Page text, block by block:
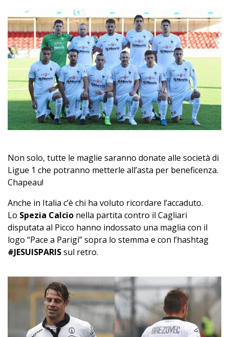
Non solo, tutte le maglie saranno donate alle società di
Ligue 1 che potranno metterle all’asta per beneficenza.
Chapeau!
Anche in Italia c’è chi ha voluto ricordare l’accaduto.
Lo Spezia Calcio nella partita contro il Cagliari
disputata al Picco hanno indossato una maglia con il
logo “Pace a Parigi” sopra lo stemma e con l’hashtag
#JESUISPARISsul retro.